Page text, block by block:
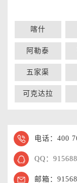
喀什
阿勒泰
五家渠
可克达拉
电话：400
QQ：
邮箱：